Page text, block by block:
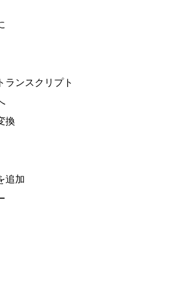
ランスクリプト
換
追加